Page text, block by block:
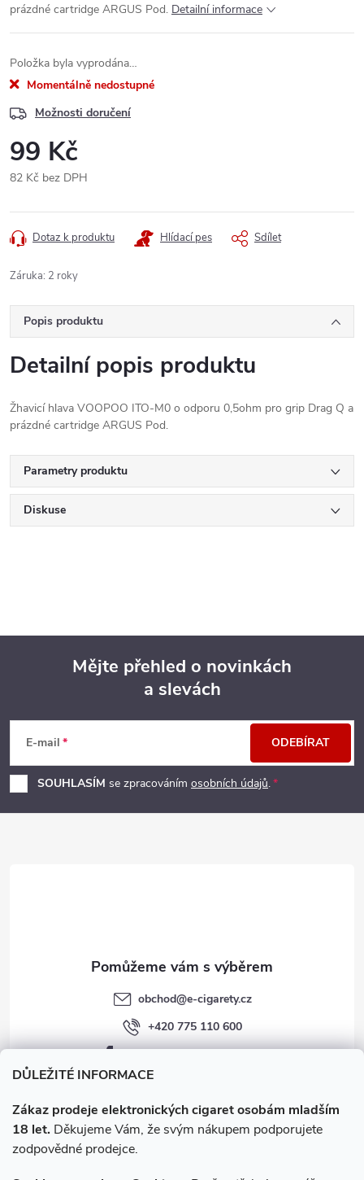
DŮLEŽITÉ INFORMACE
Zákaz prodeje elektronických cigaret osobám mladším
18 let. Děkujeme Vám, že svým nákupem podporujete
zodpovědné prodejce.
prázdné cartridge ARGUS Pod. Detailní informace
Položka byla vyprodána…
Momentálně nedostupné
Možnosti doručení
99 Kč
82 Kč bez DPH
cena:
Dotaz k produktu Hlídací pes Sdílet
Záruka: 2 roky
Popis produktu
Detailní popis produktu
Žhavicí hlava VOOPOO ITO-M0 o odporu 0,5ohm pro grip Drag Q a
prázdné cartridge ARGUS Pod.
Parametry produktu
Diskuse
p
a
Mějte přehled o novinkách
a slevách
E-mail
SOUHLASÍM se zpracováním osobních údajů.
ODEBÍRAT
obchod@e-cigarety.cz
+420 775 110 600
facebook.com/e-cigarety.cz